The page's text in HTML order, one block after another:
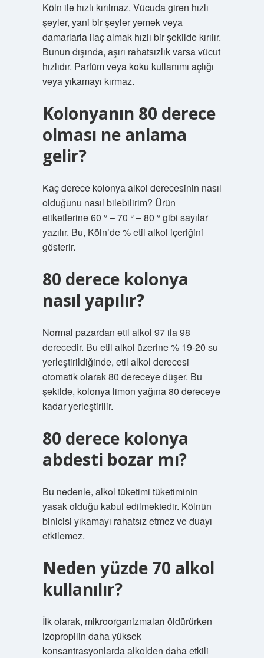
Köln ile hızlı kırılmaz. Vücuda giren hızlı
şeyler, yani bir şeyler yemek veya
damarlarla ilaç almak hızlı bir şekilde kırılır.
Bunun dışında, aşırı rahatsızlık varsa vücut
hızlıdır. Parfüm veya koku kullanımı açlığı
veya yıkamayı kırmaz.
Kolonyanın 80 derece
olması ne anlama
gelir?
Kaç derece kolonya alkol derecesinin nasıl
olduğunu nasıl bilebilirim? Ürün
etiketlerine 60 ° – 70 ° – 80 ° gibi sayılar
yazılır. Bu, Köln’de % etil alkol içeriğini
gösterir.
80 derece kolonya
nasıl yapılır?
Normal pazardan etil alkol 97 ila 98
derecedir. Bu etil alkol üzerine % 19-20 su
yerleştirildiğinde, etil alkol derecesi
otomatik olarak 80 dereceye düşer. Bu
şekilde, kolonya limon yağına 80 dereceye
kadar yerleştirilir.
80 derece kolonya
abdesti bozar mı?
Bu nedenle, alkol tüketimi tüketiminin
yasak olduğu kabul edilmektedir. Kölnün
binicisi yıkamayı rahatsız etmez ve duayı
etkilemez.
Neden yüzde 70 alkol
kullanılır?
İlk olarak, mikroorganizmaları öldürürken
izopropilin daha yüksek
konsantrasyonlarda alkolden daha etkili